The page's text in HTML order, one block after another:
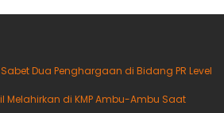
Dua Penghargaan di Bidang PR Level
Melahirkan di KMP Ambu-Ambu Saat